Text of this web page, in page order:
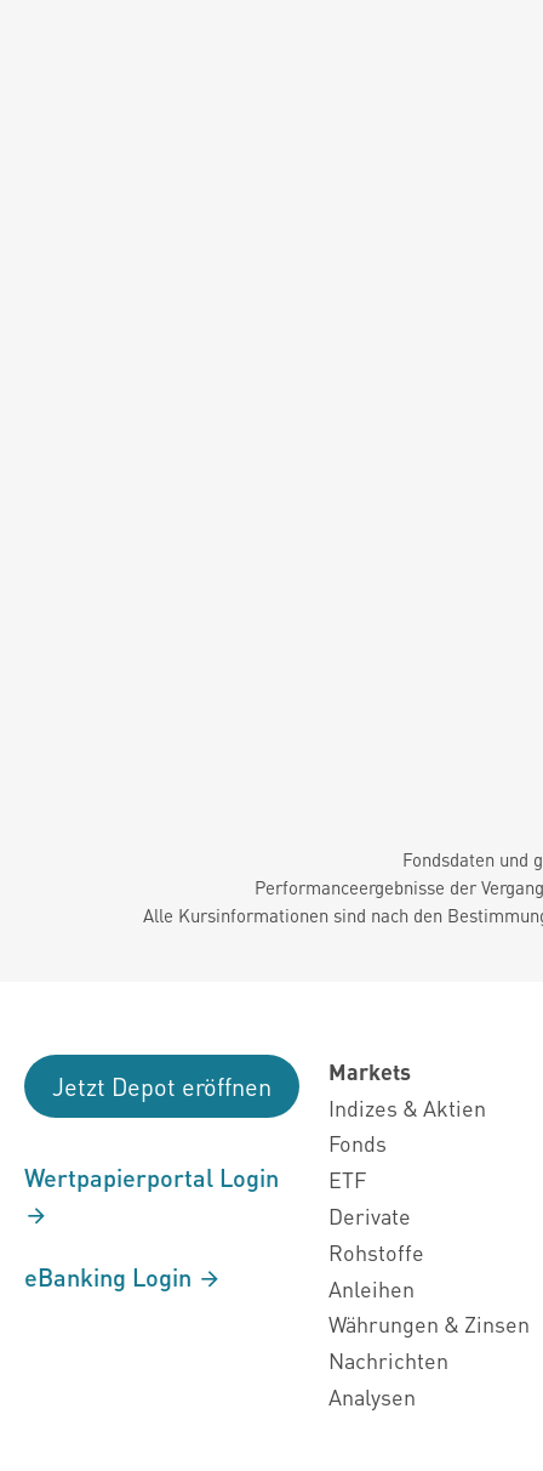
Fondsdaten und
Performanceergebnisse der
Alle Kursinformationen sind nach den
Jetzt Depot eröffnen
Wertpapierportal Login
eBanking Login
Markets
Indizes & Aktien
Fonds
ETF
Derivate
Rohstoffe
Anleihen
Währungen & Zinsen
Nachrichten
Analysen